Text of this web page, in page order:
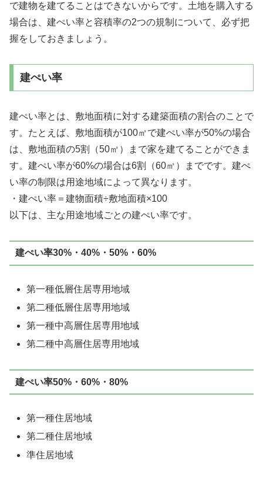
で建物を建てることはできないからです。土地を購入する
場合は、建ぺい率と容積率の2つの規制について、必ず把
握をしておきましょう。
建ぺい率
建ぺい率とは、敷地面積に対する建築面積の割合のことで
す。たとえば、敷地面積が100㎡で建ぺい率が50%の場合
は、敷地面積の5割（50㎡）まで家を建てることができま
す。 建ぺい率が60%の場合は6割（60㎡）までです。建ぺ
い率の制限は用途地域によって異なります。
・建ぺい率＝建物面積÷敷地面積×100
以下は、主な用途地域ごとの建ぺい率です。
建ぺい率30%・40%・50%・60%
第一種低層住居専用地域
第二種低層住居専用地域
第一種中高層住居専用地域
第二種中高層住居専用地域
建ぺい率50%・60%・80%
第一種住居地域
第二種住居地域
準住居地域